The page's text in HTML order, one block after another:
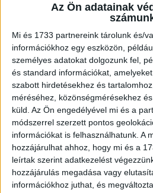
Az Ön adatainak
Mi és 1733 partnereink tárolunk és/
információkhoz egy eszközön,
személyes adatokat dolgozunk fel,
és standard információkat,
szabott hirdetésekhez és
méréséhez, közönségmérésekhez
küld. Az Ön engedélyével mi és a
módszerrel szerzett pontos
információkat is felhasználhatunk. A
hozzájárulhat ahhoz, hogy mi és a
leírtak szerint adatkezelést
hozzájárulás megadása vagy
információkhoz juthat, és
"Nem könnyű
Minden este imádkozom
érzem van még
Hirdetés
Oly sok szomorú arcot látok,
meggyógyulni, hogy mosolyt
arcára... Számomra az igazi
az jelentette, ha